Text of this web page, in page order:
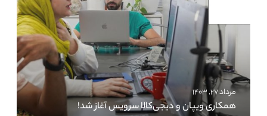
مرداد ۲۷, ۱۴۰۳
همکاری ویپان و دیجی‌کالا سرویس آغاز شد!